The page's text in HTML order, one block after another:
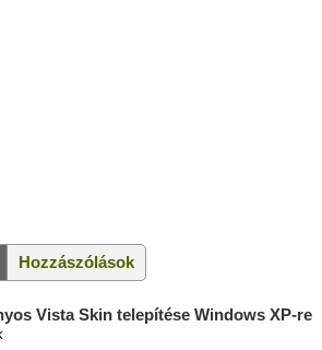
Hozzászólások
Vista Skin telepítése Windows XP-re